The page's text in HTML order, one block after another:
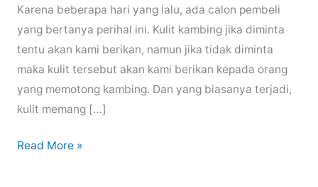
Karena beberapa hari yang lalu, ada calon pembeli
yang bertanya perihal ini. Kulit kambing jika diminta
tentu akan kami berikan, namun jika tidak diminta
maka kulit tersebut akan kami berikan kepada orang
yang memotong kambing. Dan yang biasanya terjadi,
kulit memang […]
Pemberian
Read More »